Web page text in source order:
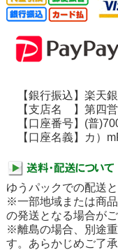
【銀行振込】楽天
【支店名 】第四営
【口座番号】(普
【口座名義】カ）
ゆうパックでの配送と
※一部地域または商
の発送となる場合がご
※離島の場合、別途
す。あらかじめご了承